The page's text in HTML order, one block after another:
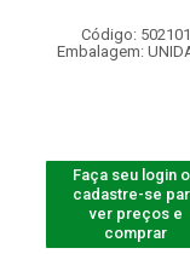
Código: 502101
Embalagem:
Faça seu login
cadastre-se
ver preços e
comprar